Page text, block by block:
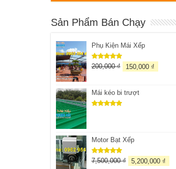
Sản Phẩm Bán Chạy
Phụ Kiện Mái Xếp
Được xếp
200,000₫ 150,000 ₫
Mái kéo bi trượt
Motor Bạt Xếp
Được xếp
7,500,000₫ 5,200,000 ₫